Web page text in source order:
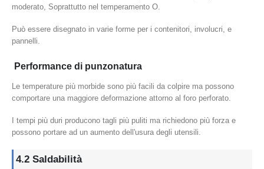
moderato, Soprattutto nel temperamento O.
Può essere disegnato in varie forme per i contenitori, involucri, e
pannelli.
Performance di punzonatura
Le temperature più morbide sono più facili da colpire ma possono
comportare una maggiore deformazione attorno al foro perforato.
I tempi più duri producono tagli più puliti ma richiedono più forza e
possono portare ad un aumento dell'usura degli utensili.
4.2 Saldabilità